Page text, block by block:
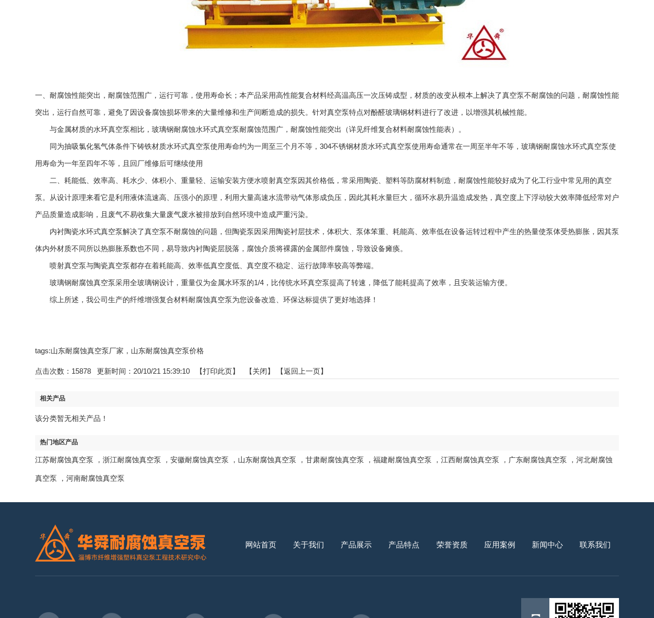
一、耐腐蚀性能突出，耐腐蚀范围广，运行可靠，使用寿命长；本产品采用高性能复合材料经高温高压一次压铸成型，材质的改变从根本上解决了真空泵不耐腐蚀的问题，耐腐蚀性能
突出，运行自然可靠，避免了因设备腐蚀损坏带来的大量维修和生产间断造成的损失。针对真空泵特点对酚醛玻璃钢材料进行了改进，以增强其机械性能。
与金属材质的水环真空泵相比，玻璃钢耐腐蚀水环式真空泵耐腐蚀范围广，耐腐蚀性能突出（详见纤维复合材料耐腐蚀性能表）。
同为抽吸氯化氢气体条件下铸铁材质水环式真空泵使用寿命约为一周至三个月不等，304不锈钢材质水环式真空泵使用寿命通常在一周至半年不等，玻璃钢耐腐蚀水环式真空泵使
用寿命为一年至四年不等，且回厂维修后可继续使用
二、耗能低、效率高、耗水少、体积小、重量轻、运输安装方便水喷射真空泵因其价格低，常采用陶瓷、塑料等防腐材料制造，耐腐蚀性能较好成为了化工行业中常见用的真空
泵。从设计原理来看它是利用液体流速高、压强小的原理，利用大量高速水流带动气体形成负压，因此其耗水量巨大，循环水易升温造成发热，真空度上下浮动较大效率降低经常对户
产品质量造成影响，且废气不易收集大量废气废水被排放到自然环境中造成严重污染。
内衬陶瓷水环式真空泵解决了真空泵不耐腐蚀的问题，但陶瓷泵因采用陶瓷衬层技术，体积大、泵体笨重、耗能高、效率低在设备运转过程中产生的热量使泵体受热膨胀，因其泵
体内外材质不同所以热膨胀系数也不同，易导致内衬陶瓷层脱落，腐蚀介质将裸露的金属部件腐蚀，导致设备瘫痪。
喷射真空泵与陶瓷真空泵都存在着耗能高、效率低真空度低、真空度不稳定、运行故障率较高等弊端。
玻璃钢耐腐蚀真空泵采用全玻璃钢设计，重量仅为金属水环泵的1/4，比传统水环真空泵提高了转速，降低了能耗提高了效率，且安装运输方便。
综上所述，我公司生产的纤维增强复合材料耐腐蚀真空泵为您设备改造、环保达标提供了更好地选择！
tags:山东耐腐蚀真空泵厂家，山东耐腐蚀真空泵价格
点击次数： 15878 更新时间：20/10/21 15:39:10 【打印此页】 【关闭】 【返回上一页】
相关产品
该分类暂无相关产品！
热门地区产品
江苏耐腐蚀真空泵 ， 浙江耐腐蚀真空泵 ， 安徽耐腐蚀真空泵 ， 山东耐腐蚀真空泵 ， 甘肃耐腐蚀真空泵 ， 福建耐腐蚀真空泵 ， 江西耐腐蚀真空泵 ， 广东耐腐蚀真空泵 ， 河北耐腐蚀
真空泵 ， 河南耐腐蚀真空泵
网站首页 关于我们 产品展示 产品特点 荣誉资质 应用案例 新闻中心 联系我们